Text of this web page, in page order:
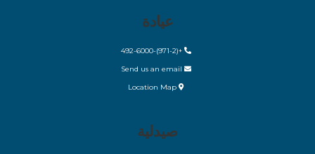
عيادة
+(971-2)-492-6000
Location Map
صيدلية